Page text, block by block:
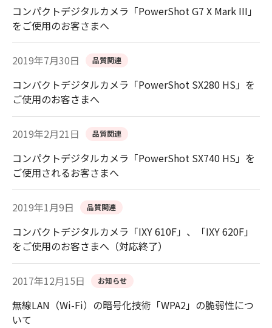
コンパクトデジタルカメラ「PowerShot G7 X Mark III」
をご使用のお客さまへ
2019年7月30日 品質関連
コンパクトデジタルカメラ「PowerShot SX280 HS」を
ご使用のお客さまへ
2019年2月21日 品質関連
コンパクトデジタルカメラ「PowerShot SX740 HS」を
ご使用されるお客さまへ
2019年1月9日 品質関連
コンパクトデジタルカメラ「IXY 610F」、「IXY 620F」
をご使用のお客さまへ（対応終了）
2017年12月15日 お知らせ
無線LAN（Wi-Fi）の暗号化技術「WPA2」の脆弱性につ
いて